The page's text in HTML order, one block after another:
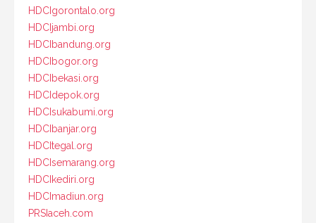
HDCIgorontalo.org
HDCIjambi.org
HDCIbandung.org
HDCIbogor.org
HDCIbekasi.org
HDCIdepok.org
HDCIsukabumi.org
HDCIbanjar.org
HDCItegal.org
HDCIsemarang.org
HDCIkediri.org
HDCImadiun.org
PRSIaceh.com